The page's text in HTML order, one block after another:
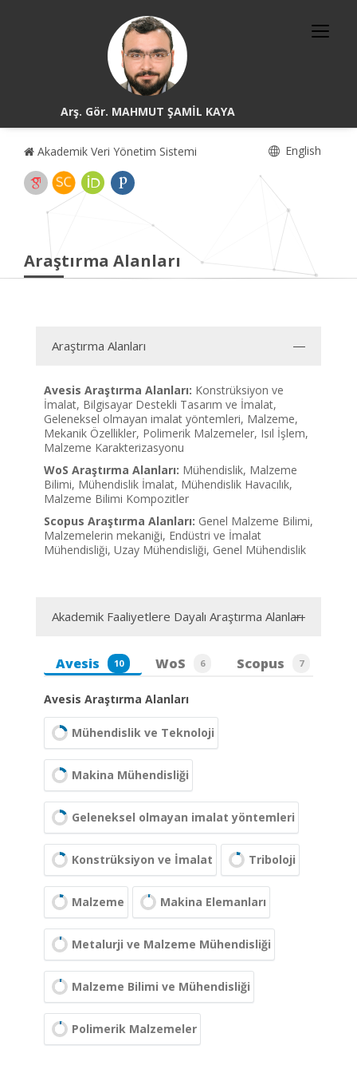
Arş. Gör. MAHMUT ŞAMİL KAYA
Akademik Veri Yönetim Sistemi English
Araştırma Alanları
Araştırma Alanları
Avesis Araştırma Alanları: Konstrüksiyon ve
İmalat, Bilgisayar Destekli Tasarım ve İmalat,
Geleneksel olmayan imalat yöntemleri, Malzeme,
Mekanik Özellikler, Polimerik Malzemeler, Isıl İşlem,
Malzeme Karakterizasyonu
WoS Araştırma Alanları: Mühendislik, Malzeme
Bilimi, Mühendislik İmalat, Mühendislik Havacılık,
Malzeme Bilimi Kompozitler
Scopus Araştırma Alanları: Genel Malzeme Bilimi,
Malzemelerin mekaniği, Endüstri ve İmalat
Mühendisliği, Uzay Mühendisliği, Genel Mühendislik
Akademik Faaliyetlere Dayalı Araştırma Alanları
Avesis 10 WoS 6 Scopus 7
Avesis Araştırma Alanları
Mühendislik ve Teknoloji
Makina Mühendisliği
Geleneksel olmayan imalat yöntemleri
Konstrüksiyon ve İmalat Triboloji
Malzeme Makina Elemanları
Metalurji ve Malzeme Mühendisliği
Malzeme Bilimi ve Mühendisliği
Polimerik Malzemeler